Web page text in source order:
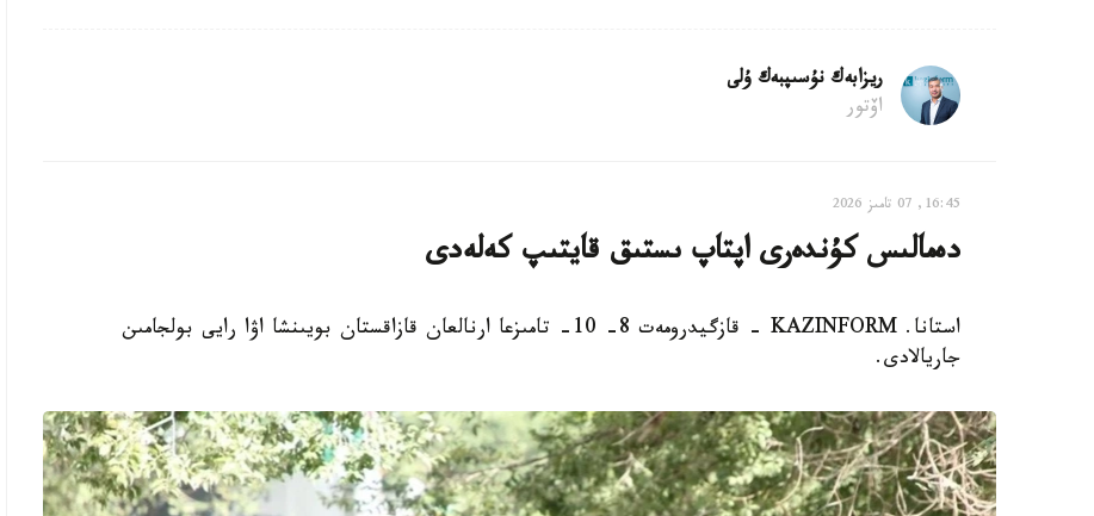
ريزابەك نۇسىپبەك ۇلى
اۆتور
16:45, 07 تامىز 2026
دەمالىس كۇندەرى اپتاپ ىستىق قايتىپ كەلەدى
استانا. KAZINFORM - قازگيدرومەت 8- 10- تامىزعا ارنالعان قازاقستان بويىنشا اۋا رايى بولجامىن
جاريالادى.